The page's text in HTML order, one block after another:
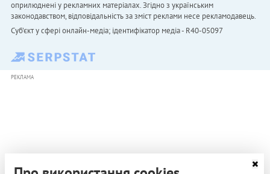
оприлюднені у рекламних матеріалах. Згідно з українським
законодавством, відповідальність за зміст реклами несе рекламодавець.
Cуб'єкт у сфері онлайн-медіа; ідентифікатор медіа - R40-05097
РЕКЛАМА